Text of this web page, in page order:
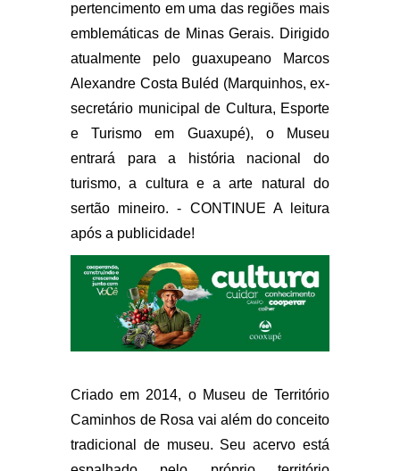
pertencimento em uma das regiões mais
emblemáticas de Minas Gerais. Dirigido
atualmente pelo guaxupeano Marcos
Alexandre Costa Buléd (Marquinhos, ex-
secretário municipal de Cultura, Esporte
e Turismo em Guaxupé), o Museu
entrará para a história nacional do
turismo, a cultura e a arte natural do
sertão mineiro. - CONTINUE A leitura
após a publicidade!
Criado em 2014, o Museu de Território
Caminhos de Rosa vai além do conceito
tradicional de museu. Seu acervo está